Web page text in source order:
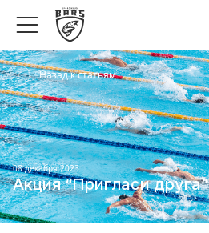
Назад к статьям
08 декабря 2023
Акция “Пригласи друга”